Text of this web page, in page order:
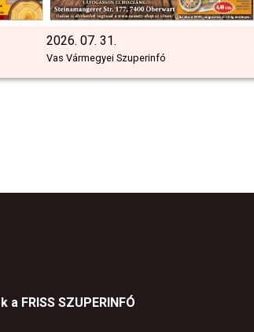
2026. 07. 31.
Vas Vármegyei Szuperinfó
FRISS SZUPERINFÓ